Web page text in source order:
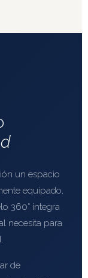
un espacio
equipado,
360° integra
necesita para
de